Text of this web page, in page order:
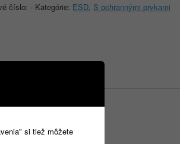
číslo:- Kategórie: ESD, S ochrannými prvkami
si tiež môžete